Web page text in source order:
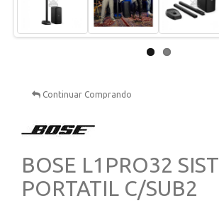
Continuar Comprando
BOSE L1PRO32
PORTATIL C/SUB2